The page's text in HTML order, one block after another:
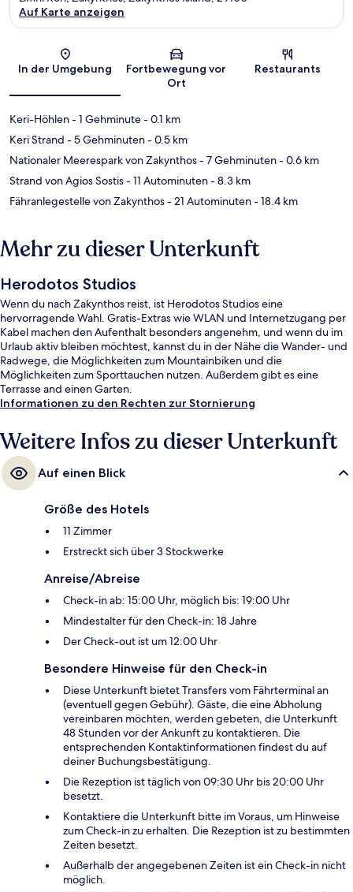
Karte
Auf Karte anzeigen
In der Umgebung
Fortbewegung vor
Ort
Restaurants
Keri-Höhlen- 1 Gehminute- 0.1 km
Keri Strand - 5 Gehminuten- 0.5 km
Nationaler Meerespark von Zakynthos- 7 Gehminuten- 0.6 km
Strand von Agios Sostis- 11 Autominuten- 8.3 km
Fähranlegestelle von Zakynthos- 21 Autominuten- 18.4 km
Mehr zu dieser Unterkunft
Herodotos Studios
Wenn du nach Zakynthos reist, ist Herodotos Studios eine
hervorragende Wahl. Gratis-Extras wie WLAN und Internetzugang per
Kabel machen den Aufenthalt besonders angenehm, und wenn du im
Urlaub aktiv bleiben möchtest, kannst du in der Nähe die Wander- und
Radwege, die Möglichkeiten zum Mountainbiken und die
Möglichkeiten zum Sporttauchen nutzen. Außerdem gibt es eine
Terrasse and einen Garten.
Informationen zu den Rechten zur Stornierung
Weitere Infos zu dieser Unterkunft
Auf einen Blick
Größe des Hotels
11 Zimmer
Erstreckt sich über 3 Stockwerke
Anreise/Abreise
Check-in ab: 15:00 Uhr, möglich bis: 19:00 Uhr
Mindestalter für den Check-in: 18 Jahre
Der Check-out ist um 12:00 Uhr
Besondere Hinweise für den Check-in
Diese Unterkunft bietet Transfers vom Fährterminal an
(eventuell gegen Gebühr). Gäste, die eine Abholung
vereinbaren möchten, werden gebeten, die Unterkunft
48 Stunden vor der Ankunft zu kontaktieren. Die
entsprechenden Kontaktinformationen findest du auf
deiner Buchungsbestätigung.
Die Rezeption ist täglich von 09:30 Uhr bis 20:00 Uhr
besetzt.
Kontaktiere die Unterkunft bitte im Voraus, um Hinweise
zum Check-in zu erhalten. Die Rezeption ist zu bestimmten
Zeiten besetzt.
Außerhalb der angegebenen Zeiten ist ein Check-in nicht
möglich.